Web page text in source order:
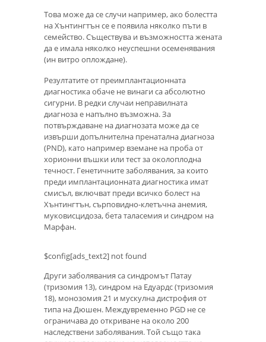
Това може да се случи например, ако болестта
на Хънтингтън се е появила няколко пъти в
семейство. Съществува и възможността жената
да е имала няколко неуспешни осеменявания
(ин витро оплождане).
Резултатите от преимплантационната
диагностика обаче не винаги са абсолютно
сигурни. В редки случаи неправилната
диагноза е напълно възможна. За
потвърждаване на диагнозата може да се
извърши допълнителна пренатална диагноза
(PND), като например вземане на проба от
хорионни въшки или тест за околоплодна
течност. Генетичните заболявания, за които
преди имплантационната диагностика имат
смисъл, включват преди всичко болест на
Хънтингтън, сърповидно-клетъчна анемия,
муковисцидоза, бета таласемия и синдром на
Марфан.
$config[ads_text2] not found
Други заболявания са синдромът Патау
(тризомия 13), синдром на Едуардс (тризомия
18), монозомия 21 и мускулна дистрофия от
типа на Дюшен. Междувременно PGD не се
ограничава до откриване на около 200
наследствени заболявания. Той също така